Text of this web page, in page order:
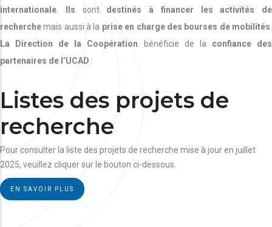
internationale. Ils sont destinés à financer les activités de
recherchemais aussi à la prise en charge des bourses de mobilités.
La Direction de la Coopération bénéficie de la confiance des
partenaires de l’UCAD :
Listes des projets de
recherche
Pour consulter la liste des projets de recherche mise à jour en juillet
2025, veuillez cliquer sur le bouton ci-dessous.
EN SAVOIR PLUS